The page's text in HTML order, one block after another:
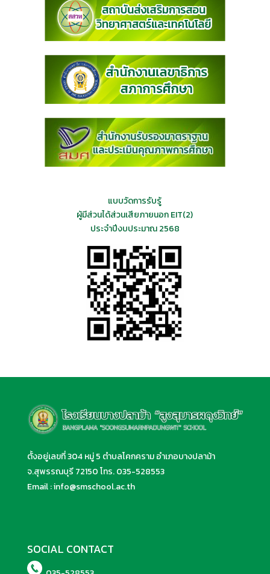
แบบวัดการรับรู้
ผู้มีส่วนได้ส่วนเสียภายนอก EIT(2)
ประจำปีงบประมาณ 2568
ตั้งอยู่เลขที่ 304 หมู่ 5 ตำบลโคกคราม อำเภอบางปลาม้า
จ.สุพรรณบุรี 72150 โทร.035-528553
Email :info@smschool.ac.th
SOCIAL CONTACT